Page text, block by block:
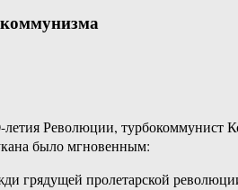
Революции, турбокоммунист
было мгновенным:
грядущей пролетарской